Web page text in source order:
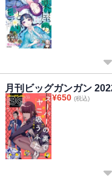
月刊ビッグガンガン
¥650 (税込)